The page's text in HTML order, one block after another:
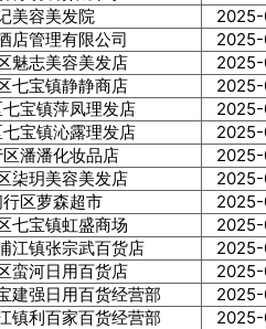
美容美发院
店管理有限公司
魅志美容美发店
七宝镇静静商店
宝镇萍凤理发店
宝镇沁露理发店
潘潘化妆品店
柒玥美容美发店
区萝森超市
七宝镇虹盛商场
江镇张宗武百货店
蛮河日用百货店
建强日用百货经营部
镇利百家百货经营部